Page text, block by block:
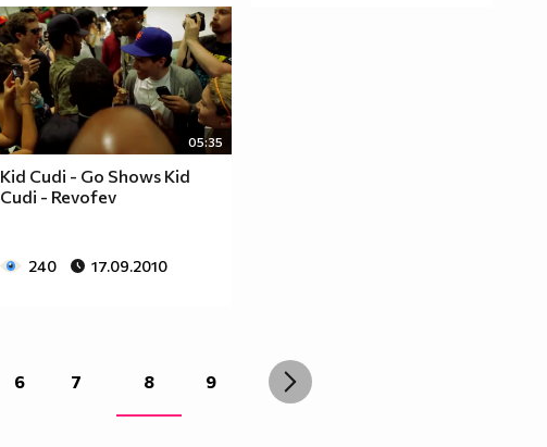
05:35
Kid Cudi - Go Shows Kid
Cudi - Revofev
240 17.09.2010
6 7 8 9